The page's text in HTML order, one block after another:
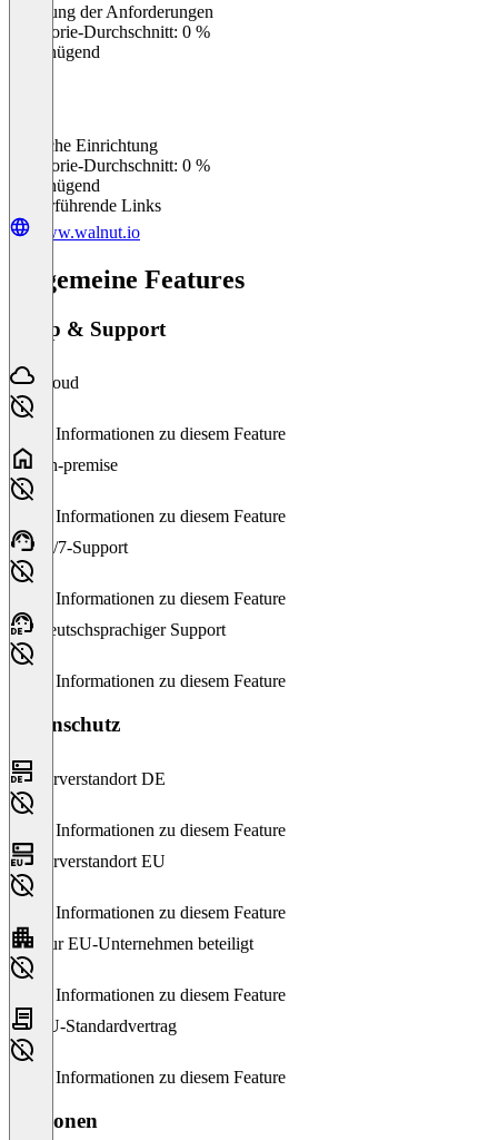
Erfüllung der Anforderungen
Kategorie-Durchschnitt: 0 %
Ungenügend
Einfache Einrichtung
Kategorie-Durchschnitt: 0 %
Ungenügend
Weiterführende Links
www.walnut.io
Allgemeine Features
Setup & Support
Cloud
Keine Informationen zu diesem Feature
On-premise
Keine Informationen zu diesem Feature
24/7-Support
Keine Informationen zu diesem Feature
Deutschsprachiger Support
Keine Informationen zu diesem Feature
Datenschutz
Serverstandort DE
Keine Informationen zu diesem Feature
Serverstandort EU
Keine Informationen zu diesem Feature
Nur EU-Unternehmen beteiligt
Keine Informationen zu diesem Feature
EU-Standardvertrag
Keine Informationen zu diesem Feature
Versionen